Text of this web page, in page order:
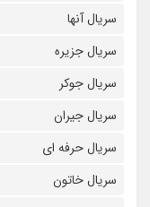
سریال آنها
سریال جزیره
سریال جوکر
سریال جیران
سریال حرفه ای
سریال خاتون